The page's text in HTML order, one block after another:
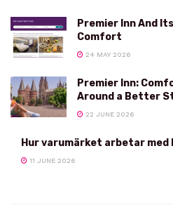
Premier Inn And
Comfort
24 MAY 2026
Premier Inn:
Around a Better
22 JUNE 2026
Hur varumärket arbetar med
11 JUNE 2026